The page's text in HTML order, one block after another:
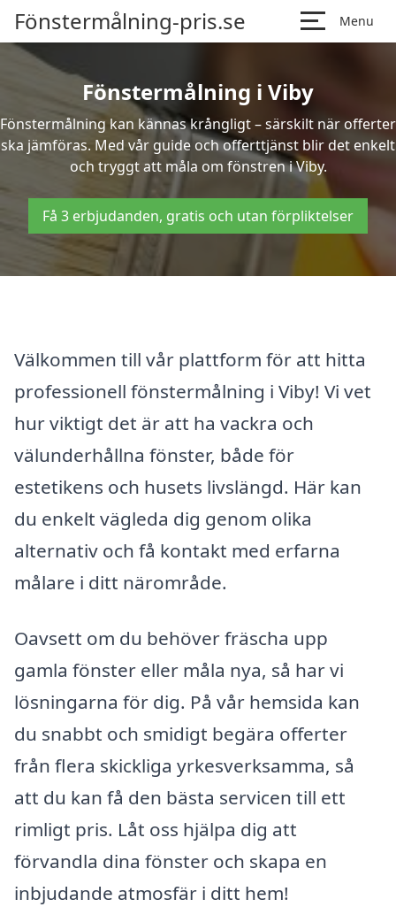
Fönstermålning-pris.se Menu
Fönstermålning i Viby
Fönstermålning kan kännas krångligt – särskilt när offerter
ska jämföras. Med vår guide och offerttjänst blir det enkelt
och tryggt att måla om fönstren i Viby.
Få 3 erbjudanden, gratis och utan förpliktelser
Välkommen till vår plattform för att hitta
professionell fönstermålning i Viby! Vi vet
hur viktigt det är att ha vackra och
välunderhållna fönster, både för
estetikens och husets livslängd. Här kan
du enkelt vägleda dig genom olika
alternativ och få kontakt med erfarna
målare i ditt närområde.
Oavsett om du behöver fräscha upp
gamla fönster eller måla nya, så har vi
lösningarna för dig. På vår hemsida kan
du snabbt och smidigt begära offerter
från flera skickliga yrkesverksamma, så
att du kan få den bästa servicen till ett
rimligt pris. Låt oss hjälpa dig att
förvandla dina fönster och skapa en
inbjudande atmosfär i ditt hem!